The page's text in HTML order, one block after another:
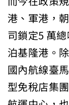
港、軍港，
司鎖定5 萬
泊基隆港。
國內航線臺
型免稅店集